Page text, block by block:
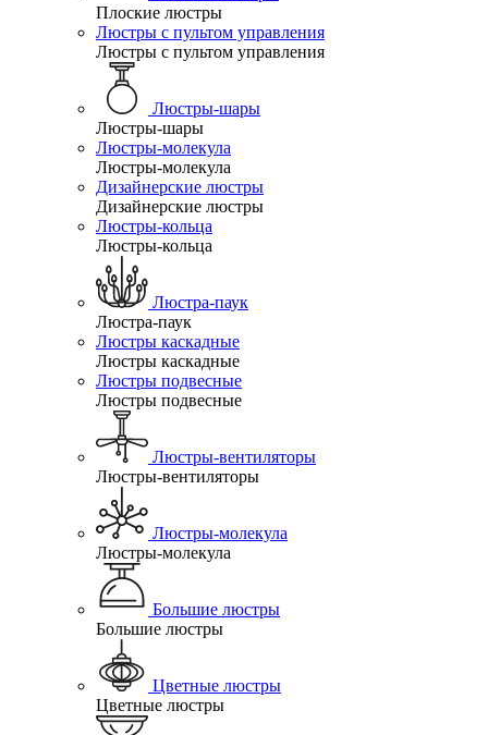
Плоские люстры
Люстры с пультом управления
Люстры с пультом управления
Люстры-шары
Люстры-шары
Люстры-молекула
Люстры-молекула
Дизайнерские люстры
Дизайнерские люстры
Люстры-кольца
Люстры-кольца
Люстра-паук
Люстра-паук
Люстры каскадные
Люстры каскадные
Люстры подвесные
Люстры подвесные
Люстры-вентиляторы
Люстры-вентиляторы
Люстры-молекула
Люстры-молекула
Большие люстры
Большие люстры
Цветные люстры
Цветные люстры